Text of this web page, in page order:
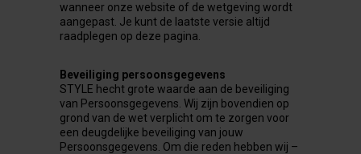
wanneer onze website of de wetgeving wordt
aangepast. Je kunt de laatste versie altijd
raadplegen op deze pagina.
Beveiliging persoonsgegevens
STYLE hecht grote waarde aan de beveiliging
van Persoonsgegevens. Wij zijn bovendien op
grond van de wet verplicht om te zorgen voor
een deugdelijke beveiliging van jouw
Persoonsgegevens. Om die reden hebben wij –